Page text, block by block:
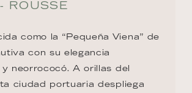
ROUSSE
como la “Pequeña Viena” de
con su elegancia
neorrococó. A orillas del
ciudad portuaria despliega